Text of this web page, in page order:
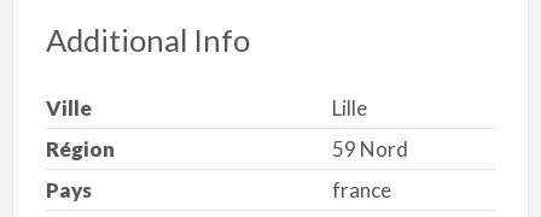
Additional Info
Ville
Lille
Région
59 Nord
Pays
france